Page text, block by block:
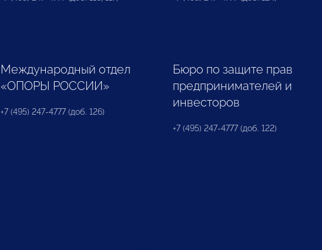
Международный отдел
«ОПОРЫ РОССИИ»
+7 (495) 247-4777 (доб. 126)
Бюро по защите прав
предпринимателей и
инвесторов
+7 (495) 247-4777 (доб. 122)